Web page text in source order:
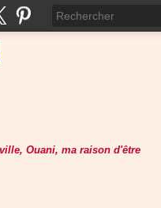
Ouani, ma raison d'être